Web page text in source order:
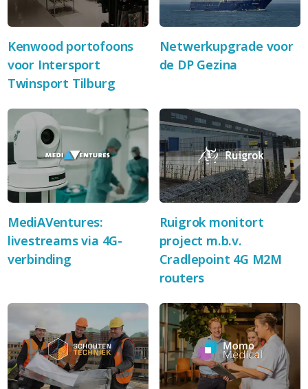
Kenwood portofoons
voor Intersport
Twinsport Tilburg
Netwerkupgrade voor
de DP Gezina
MediAVentures:
livestreams via 4G-
verbinding
Ruigrok monitort
project m.b.v.
Cradlepoint 4G M2M
routers